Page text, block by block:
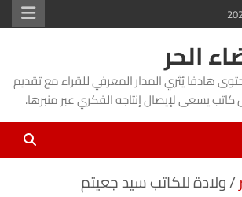
الحر
هادفا يُثري المدار المعرفي للقراء مع تقديم
يسعى لإيصال إنتاجه الفكري عبر منبرها.
ولادة للكاتب سيد جعيتم